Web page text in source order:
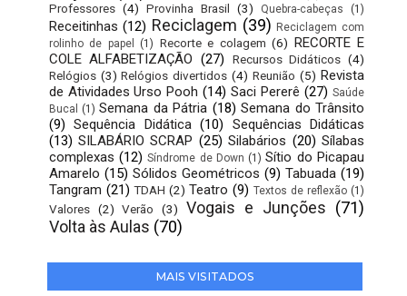
Professores (4) Provinha Brasil (3) Quebra-cabeças (1)
Receitinhas (12) Reciclagem (39) Reciclagem com
rolinho de papel
(1) Recorte e colagem (6)
RECORTE E
COLE ALFABETIZAÇÃO (27) Recursos Didáticos (4)
Relógios (3) Relógios divertidos (4) Reunião (5) Revista
de Atividades Urso Pooh (14) Saci Pererê (27) Saúde
Bucal
(1) Semana da Pátria (18) Semana do Trânsito
(9) Sequência Didática (10)
Sequências Didáticas
(13) SILABÁRIO SCRAP (25) Silabários (20) Sílabas
complexas (12) Síndrome de Down (1) Sítio do Picapau
Amarelo (15) Sólidos Geométricos (9) Tabuada (19)
Tangram (21) TDAH (2) Teatro (9) Textos de reflexão (1)
Valores (2) Verão (3) Vogais e Junções (71)
Volta às Aulas (70)
MAIS VISITADOS